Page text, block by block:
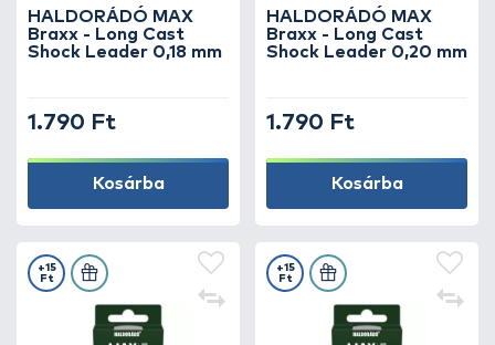
zsinórjai, amelyek garantálják a precizitást, a
tartósságot és az azonnali kapásjelzést.
Válaszd a profi megoldást, és tedd
legmodernebb fonott zsinórokkal!
HALDORÁDÓ MAX
Braxx - Long Cast
Shock Leader 0,18 mm
1.790 Ft
Kosárba
HALDORÁDÓ MAX
Braxx - Long Cast
Shock Leader 0,20 mm
1.790 Ft
Kosárba
+15
Ft
+15
Ft